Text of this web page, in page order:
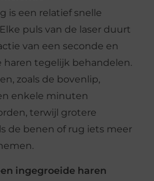
is een relatief snelle
puls van de laser duurt
van een seconde en
haren tegelijk behandelen.
zoals de bovenlip,
enkele minuten
terwijl grotere
de benen of rug iets meer
ingegroeide haren